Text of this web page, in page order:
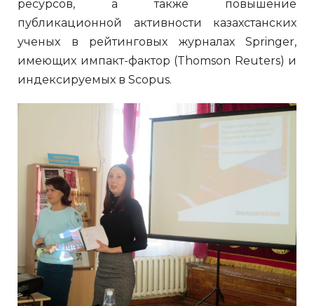
ресурсов, а также повышение
публикационной активности казахстанских
ученых в рейтинговых журналах Springer,
имеющих импакт-фактор (Thomson Reuters) и
индексируемых в Scopus.